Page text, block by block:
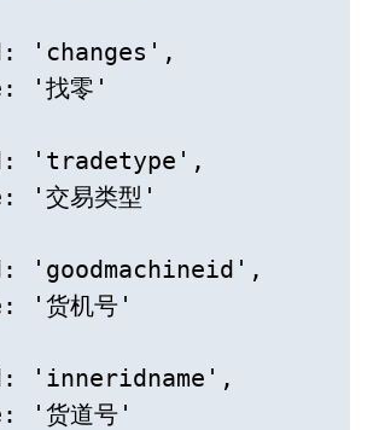
'changes',
'找零'
'tradetype',
'交易类型'
'goodmachineid',
'货机号'
'inneridname',
'货道号'